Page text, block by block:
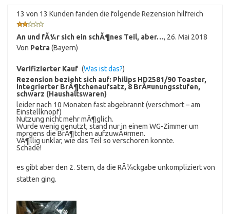
13 von 13 Kunden fanden die folgende Rezension hilfreich
An und fÃ¼r sich ein schÃ¶nes Teil, aber…, 26. Mai 2018
Von Petra(Bayern)
Verifizierter Kauf (Was ist das?)
Rezension bezieht sich auf: Philips HD2581/90 Toaster,
integrierter BrÃ¶tchenaufsatz, 8 BrÃ¤unungsstufen,
schwarz (Haushaltswaren)
leider nach 10 Monaten fast abgebrannt (verschmort – am
Einstellknopf)
Nutzung nicht mehr mÃ¶glich.
Wurde wenig genutzt, stand nur in einem WG-Zimmer um
morgens die BrÃ¶tchen aufzuwÃ¤rmen.
VÃ¶llig unklar, wie das Teil so verschoren konnte.
Schade!
es gibt aber den 2. Stern, da die RÃ¼ckgabe unkompliziert von
statten ging.